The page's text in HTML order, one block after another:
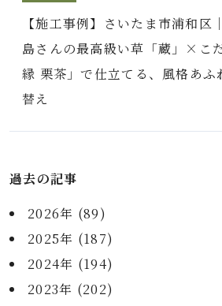
【施工事例】さいたま市浦和区
島さんの最高級い草「蔵」×こ
縁 栗茶」で仕立てる、風格あふ
替え
過去の記事
2026年 (89)
2025年 (187)
2024年 (194)
2023年 (202)